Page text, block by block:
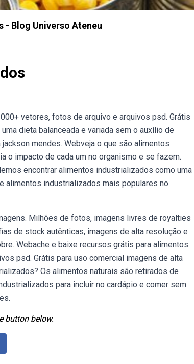
Blog Universo Ateneu
vetores, fotos de arquivo e arquivos psd. Grátis
dieta balanceada e variada sem o auxílio de
mendes. Webveja o que são alimentos
o impacto de cada um no organismo e se fazem.
encontrar alimentos industrializados como uma
alimentos industrializados mais populares no
Milhões de fotos, imagens livres de royalties
de stock autênticas, imagens de alta resolução e
Webache e baixe recursos grátis para alimentos
psd. Grátis para uso comercial imagens de alta
Os alimentos naturais são retirados de
para incluir no cardápio e comer sem
button below.